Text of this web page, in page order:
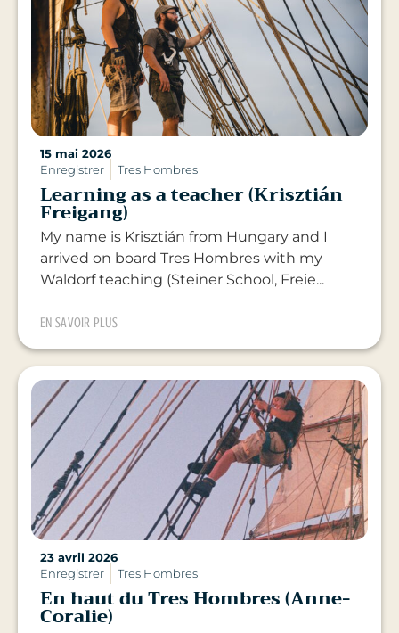
15 mai 2026
Enregistrer
Tres Hombres
Learning as a teacher (Krisztián
Freigang)
My name is Krisztián from Hungary and I
arrived on board Tres Hombres with my
Waldorf teaching (Steiner School, Freie...
EN SAVOIR PLUS
23 avril 2026
Enregistrer
Tres Hombres
En haut du Tres Hombres (Anne-
Coralie)